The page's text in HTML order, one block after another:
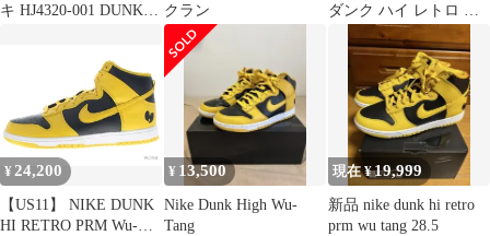
キ HJ4320-001 DUNK
ザー 合成繊維 ハイカッ
トスニーカー イエロー
ブラック 28.5 箱付き
メンズ
クラン
ダンク ハイ レトロ プ
レミアム ブラック&パ
ラン
¥24,200
【US11】 NIKE DUNK
HI RETRO PRM Wu-
¥ 13,500
Nike Dunk High Wu-
Tang
現在 ¥19,999
新品 nike dunk hi retro
prm wu tang 28.5